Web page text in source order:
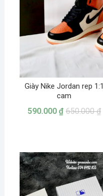
Giày Nike Jordan rep 1:1
cam
650.000₫
590.000 ₫